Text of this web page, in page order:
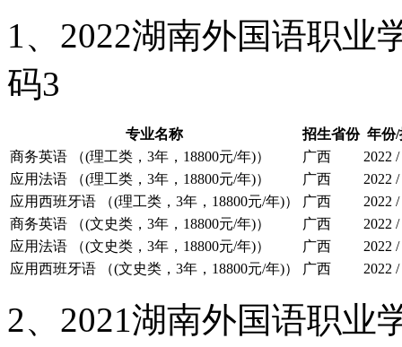
1、2022湖南外国语职业
码3
专业名称 招生省份 年份
商务英语 （(理工类，3年，18800元/年)）
广西
2022
应用法语 （(理工类，3年，18800元/年)）
广西
2022
应用西班牙语 （(理工类，3年，18800元/年)）
广西
2022
商务英语 （(文史类，3年，18800元/年)）
广西
2022
应用法语 （(文史类，3年，18800元/年)）
广西
2022
应用西班牙语 （(文史类，3年，18800元/年)）
广西 2022
2、2021湖南外国语职业